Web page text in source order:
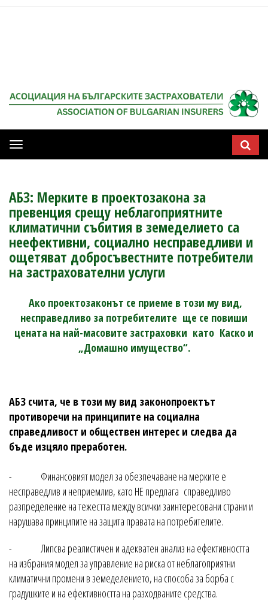
Мобилна
навигация
АБЗ: Мерките в проектозакона за
превенция срещу неблагоприятните
климатични събития в земеделието са
неефективни, социално несправедливи и
ощетяват добросъвестните потребители
на застрахователни услуги
Ако проектозаконът се приеме в този му вид,
несправедливо за потребителите ще се повиши
цената на най-масовите застраховки като Каско и
„Домашно имущество“.
АБЗ счита, че в този му вид законопроектът
противоречи на принципите на социална
справедливост и обществен интерес и следва да
бъде изцяло преработен.
- Финансовият модел за обезпечаване на мерките е
несправедлив и неприемлив, като НЕ предлага справедливо
разпределение на тежестта между всички заинтересовани страни и
нарушава принципите на защита правата на потребителите.
- Липсва реалистичен и адекватен анализ на ефективността
на избрания модел за управление на риска от неблагоприятни
климатични промени в земеделението, на способа за борба с
градушките и на ефективността на разходваните средства.